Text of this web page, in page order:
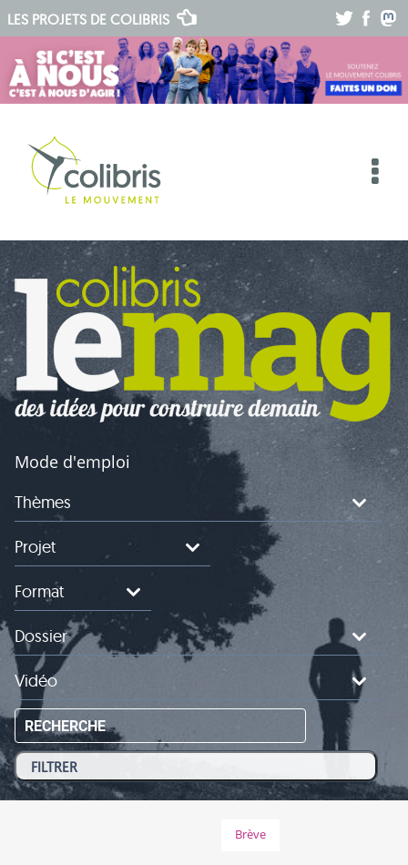
LES PROJETS DE COLIBRIS
Mode d'emploi
Thèmes
Projet
Format
Dossier
Vidéo
RECHERCHE
Brève